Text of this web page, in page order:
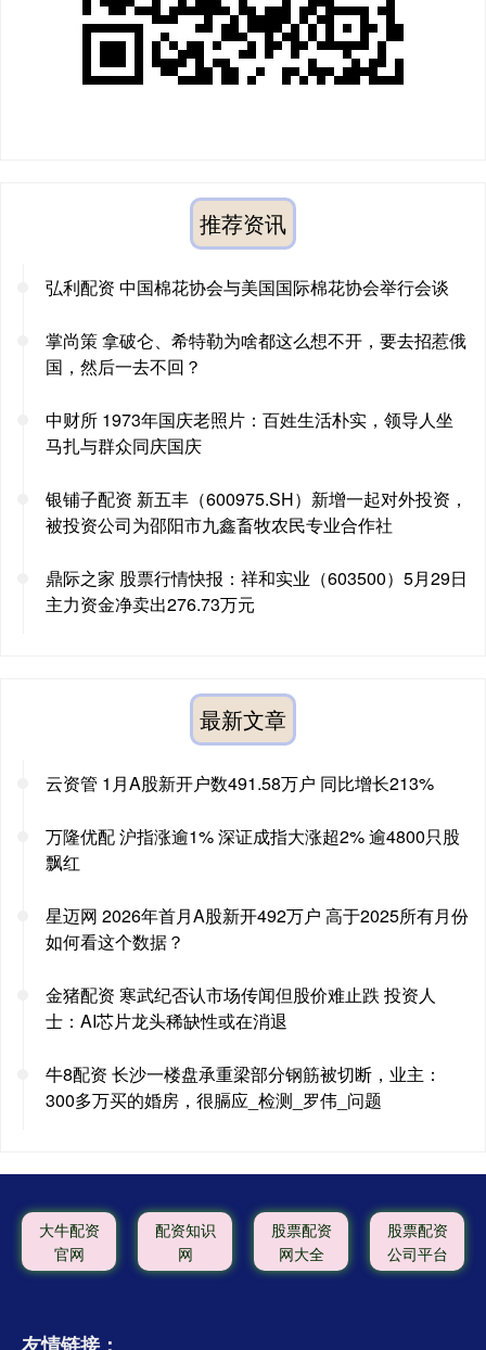
推荐资讯
弘利配资 中国棉花协会与美国国际棉花协会举行会谈
掌尚策 拿破仑、希特勒为啥都这么想不开，要去招惹俄
国，然后一去不回？
中财所 1973年国庆老照片：百姓生活朴实，领导人坐
马扎与群众同庆国庆
银铺子配资 新五丰（600975.SH）新增一起对外投资，
被投资公司为邵阳市九鑫畜牧农民专业合作社
鼎际之家 股票行情快报：祥和实业（603500）5月29日
主力资金净卖出276.73万元
最新文章
云资管 1月A股新开户数491.58万户 同比增长213%
万隆优配 沪指涨逾1% 深证成指大涨超2% 逾4800只股
飘红
星迈网 2026年首月A股新开492万户 高于2025所有月份
如何看这个数据？
金猪配资 寒武纪否认市场传闻但股价难止跌 投资人
士：AI芯片龙头稀缺性或在消退
牛8配资 长沙一楼盘承重梁部分钢筋被切断，业主：
300多万买的婚房，很膈应_检测_罗伟_问题
大牛配资
官网
配资知识
网
股票配资
网大全
股票配资
公司平台